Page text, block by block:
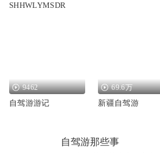
SHHWLYMSDR
9462
自驾游游记
69.6万
新疆自驾游
自驾游那些事